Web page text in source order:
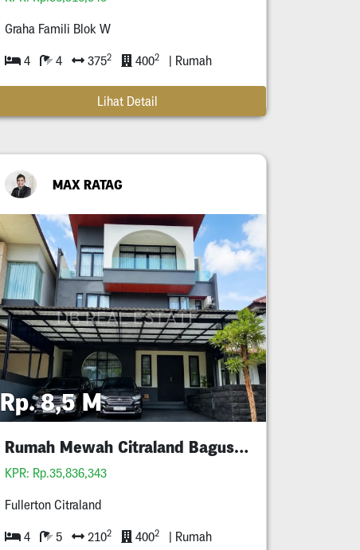
Graha Famili Blok W
4 4 3752 4002 | Rumah
Lihat Detail
MAX RATAG
Rp. 8,5 M
Rumah Mewah Citraland Bagus Kpr
KPR: Rp.35,836,343
Fullerton Citraland
4 5 2102 4002 | Rumah